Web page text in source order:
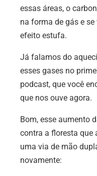
essas áreas, o
na forma de gás e
efeito estufa.
Já falamos do
esses gases no
podcast, que você
que nos ouve agora.
Bom, esse aumento
contra a floresta que
uma via de mão
novamente: